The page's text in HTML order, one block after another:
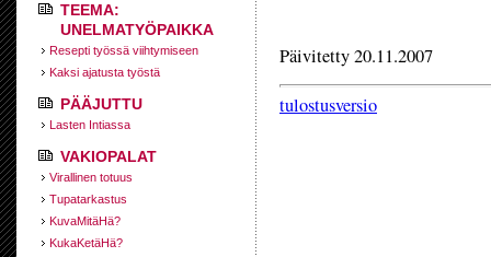
TEEMA:
UNELMATYÖPAIKKA
Resepti työssä viihtymiseen
Kaksi ajatusta työstä
PÄÄJUTTU
Lasten Intiassa
VAKIOPALAT
Virallinen totuus
Tupatarkastus
KuvaMitäHä?
KukaKetäHä?
Päivitetty 20.11.2007
tulostusversio